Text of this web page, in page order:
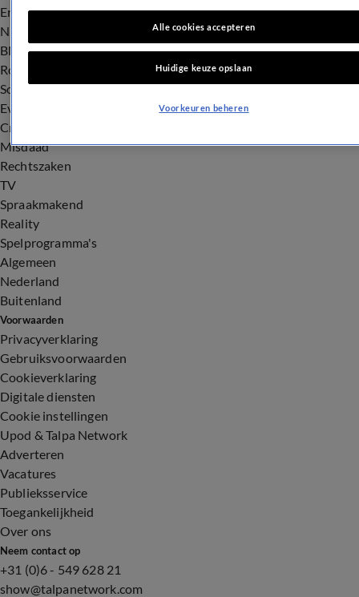
Entertainment
Nieuws
BN'ers
Royalty
Songfestival
Evenementen
Crime
Misdaad
Rechtszaken
TV
Spraakmakend
Reality
Spelprogramma's
Algemeen
Nederland
Buitenland
Voorwaarden
Privacyverklaring
Gebruiksvoorwaarden
Cookieverklaring
Digitale diensten
Cookie instellingen
Upod & Talpa Network
Adverteren
Vacatures
Publieksservice
Toegankelijkheid
Over ons
Neem contact op
+31 (0)6 - 549 628 21
show@talpanetwork.com
Alle cookies accepteren
Huidige keuze opslaan
Voorkeuren beheren